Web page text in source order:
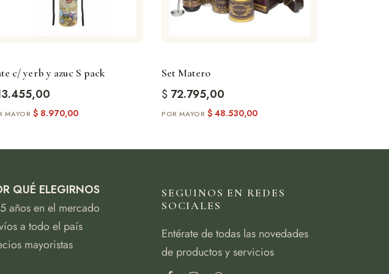
c/ yerb y azuc S pack
$ 8.970,00
Set Matero
$ 72.795,00
$ 48.530,00
QUÉ ELEGIRNOS
años en el mercado
a todo el país
mayoristas
SEGUINOS EN REDES
SOCIALES
Entérate de todas las novedades
de productos y servicios